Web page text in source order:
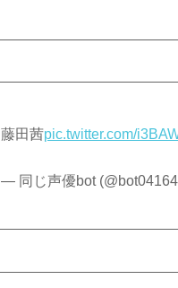
藤田茜pic.twitter.com/
— 同じ声優bot